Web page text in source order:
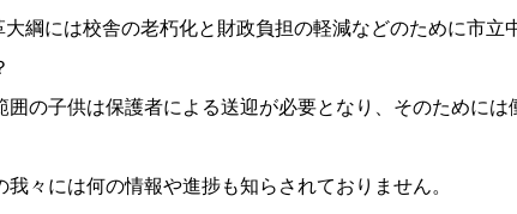
綱には校舎の老朽化と財政負担の軽減などのために市立
囲の子供は保護者による送迎が必要となり、そのために
々には何の情報や進捗も知らされておりません。